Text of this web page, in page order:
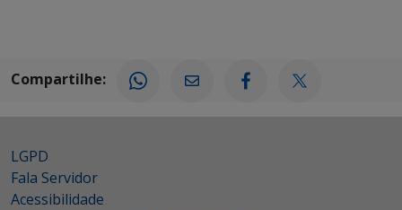
Compartilhe:
LGPD
Fala Servidor
Acessibilidade